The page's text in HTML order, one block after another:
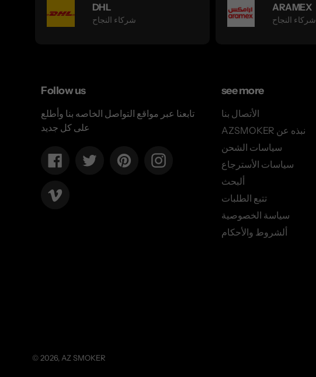
DHL
شركاء النجاح
ARAMEX
شركاء النجاح
Follow us
تابعنا عبر مواقع التواصل الخاصه بنا وأطلع
على كل جديد
Facebook Twitter PinterestInstagram
see more
الأتصال بنا
AZSMOKER نبذه عن
سياسات الشحن
سياسات الأسترجاع
ألبحث
تتبع الطلبات
سياسة الخصوصية
ألشروط والأحكام
© 2026, AZ SMOKER